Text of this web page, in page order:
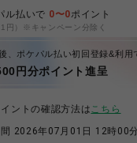
ル払いで 0〜0ポイント
円）※キャンペーン分除く
、ポケパル払い初回登録&利用
円分ポイント進呈
ントの確認方法はこちら
2026年07月01日 12時00